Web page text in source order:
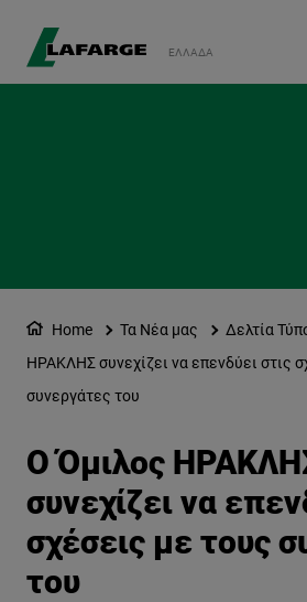
ΕΛΛΆΔΑ
Home Τα Νέα μας Δελτία
ΗΡΑΚΛΗΣ συνεχίζει να επενδύει στις
συνεργάτες του
Ο Όμιλος
συνεχίζει να
σχέσεις με τους
του